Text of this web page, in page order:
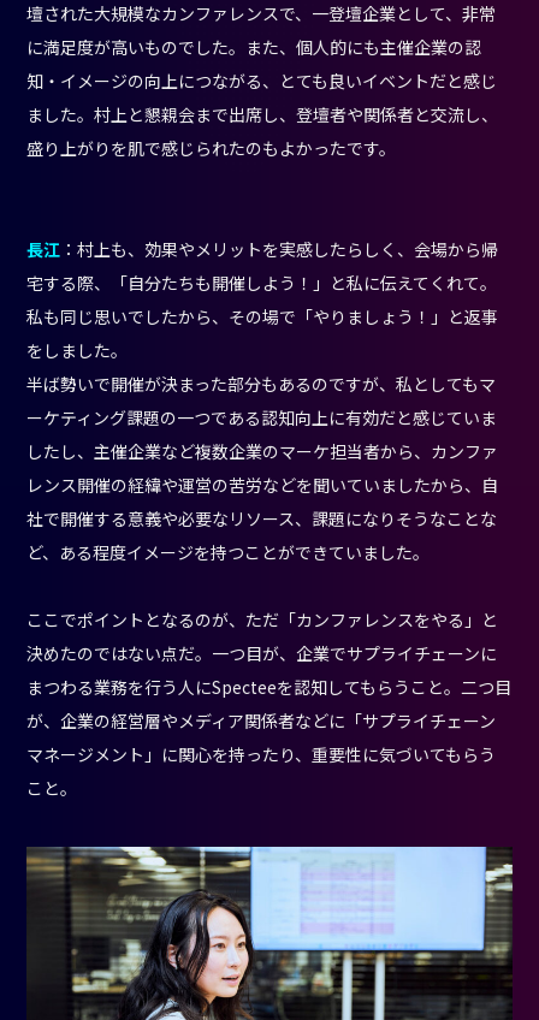
壇された大規模なカンファレンスで、一登壇企業として、非常
に満足度が高いものでした。また、個人的にも主催企業の認
知・イメージの向上につながる、とても良いイベントだと感じ
ました。村上と懇親会まで出席し、登壇者や関係者と交流し、
盛り上がりを肌で感じられたのもよかったです。
長江 ：村上も、効果やメリットを実感したらしく、会場から帰
宅する際、「自分たちも開催しよう！」と私に伝えてくれて。
私も同じ思いでしたから、その場で「やりましょう！」と返事
をしました。
半ば勢いで開催が決まった部分もあるのですが、私としてもマ
ーケティング課題の一つである認知向上に有効だと感じていま
したし、主催企業など複数企業のマーケ担当者から、カンファ
レンス開催の経緯や運営の苦労などを聞いていましたから、自
社で開催する意義や必要なリソース、課題になりそうなことな
ど、ある程度イメージを持つことができていました。
ここでポイントとなるのが、ただ「カンファレンスをやる」と
決めたのではない点だ。一つ目が、企業でサプライチェーンに
まつわる業務を行う人にSpecteeを認知してもらうこと。二つ目
が、企業の経営層やメディア関係者などに「サプライチェーン
マネージメント」に関心を持ったり、重要性に気づいてもらう
こと。